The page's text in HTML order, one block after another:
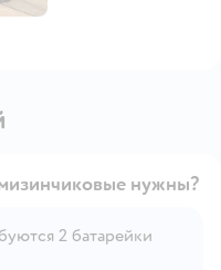
нужны?